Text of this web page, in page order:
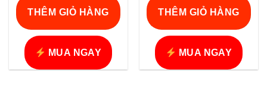
39.000 VND.
tại
là:
20.000 VND.
THÊM GIỎ HÀNG
MUA NGAY
49.000 VND.
tại
là:
35.000 VND.
THÊM GIỎ HÀNG
MUA NGAY